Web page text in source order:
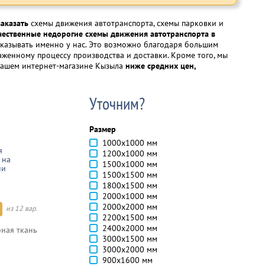
схемы движения автотранспорта, схемы парковки и
недорогие схемы движения автотранспорта в
именно у нас. Это возможно благодаря большим
процессу производства и доставки. Кроме того, мы
интернет-магазине Кызыла ниже средних цен,
Уточним?
Размер
1000х1000 мм
1200х1000 мм
1500х1000 мм
1500х1500 мм
1800х1500 мм
2000х1000 мм
2000х2000 мм
2200х1500 мм
2400х2000 мм
3000х1500 мм
3000х2000 мм
900х1600 мм
из 12 вар.
ткань